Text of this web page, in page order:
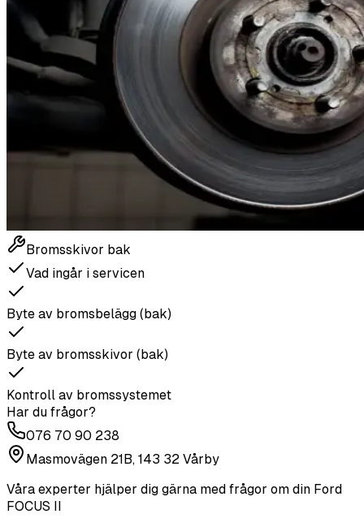
Bromsskivor bak
Vad ingår i servicen
Byte av bromsbelägg (bak)
Byte av bromsskivor (bak)
Kontroll av bromssystemet
Har du frågor?
076 70 90 238
Masmovägen 21B, 143 32 Vårby
Våra experter hjälper dig gärna med frågor om din Ford
FOCUS II